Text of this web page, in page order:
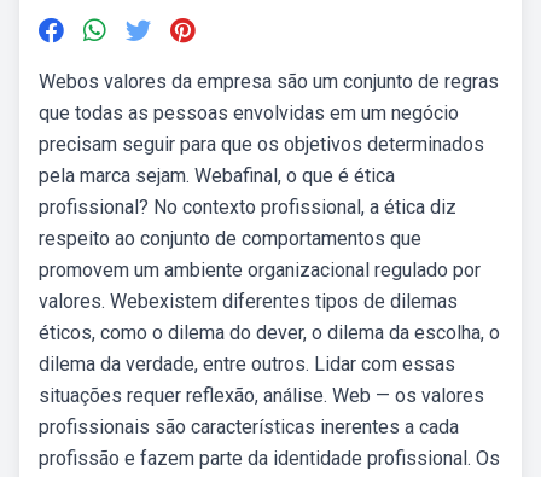
Webos valores da empresa são um conjunto de regras
que todas as pessoas envolvidas em um negócio
precisam seguir para que os objetivos determinados
pela marca sejam. Webafinal, o que é ética
profissional? No contexto profissional, a ética diz
respeito ao conjunto de comportamentos que
promovem um ambiente organizacional regulado por
valores. Webexistem diferentes tipos de dilemas
éticos, como o dilema do dever, o dilema da escolha, o
dilema da verdade, entre outros. Lidar com essas
situações requer reflexão, análise. Web — os valores
profissionais são características inerentes a cada
profissão e fazem parte da identidade profissional. Os